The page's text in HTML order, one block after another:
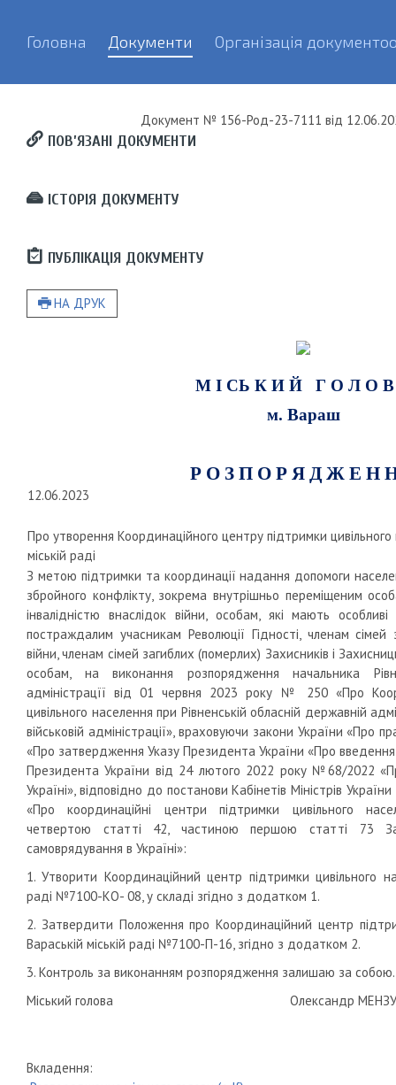
Головна Документи Організація
Документ № 156-Род-23-7111 від
ПОВ’ЯЗАНІ ДОКУМЕНТИ
ІСТОРІЯ ДОКУМЕНТУ
ПУБЛІКАЦІЯ ДОКУМЕНТУ
НА ДРУК
М І СЬ К И Й Г О Л О
м. Вараш
Р О З П О Р Я Д Ж Е Н
12.06.2023
Про утворення Координаційного центру підтримки
міській раді
З метою підтримки та координації надання допомоги
збройного конфлікту, зокрема внутрішньо переміщеним
інвалідністю внаслідок війни, особам, які мають
постраждалим учасникам Революції Гідності, членам сімей
війни, членам сімей загиблих (померлих) Захисників і
особам, на виконання розпорядження начальника
адміністрацїї від 01 червня 2023 року № 250 «Про
цивільного населення при Рівненській обласній державній
військовій адміністрації», враховуючи закони України «Про
«Про затвердження Указу Президента України «Про введення
Президента України від 24 лютого 2022 року №68/2022
Україні», відповідно до постанови Кабінетів Міністрів
«Про координаційні центри підтримки цивільного
четвертою статті 42, частиною першою статті 73
самоврядування в Україні»:
1. Утворити Координаційний центр підтримки цивільного
раді №7100-КО- 08, у складі згідно з додатком 1.
2. Затвердити Положення про Координаційний центр
Вараській міській раді №7100-П-16, згідно з додатком 2.
3. Контроль за виконанням розпорядження залишаю за
Міський голова Олександр
Вкладення: